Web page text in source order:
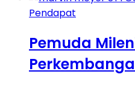
Pendapat
Pemuda